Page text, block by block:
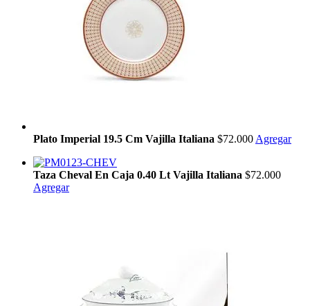
Plato Imperial 19.5 Cm Vajilla Italiana $72.000 Agregar
Taza Cheval En Caja 0.40 Lt Vajilla Italiana $72.000
Agregar